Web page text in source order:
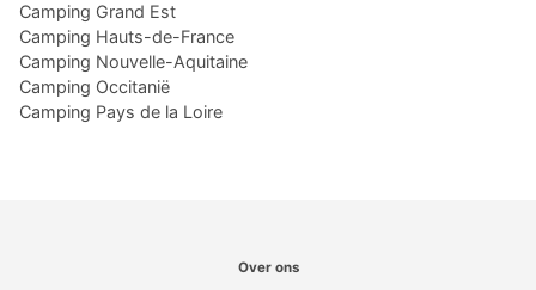
Camping Grand Est
Camping Hauts-de-France
Camping Nouvelle-Aquitaine
Camping Occitanië
Camping Pays de la Loire
Over ons